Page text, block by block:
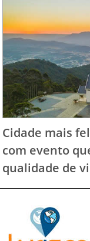
Cidade mais
com evento
qualidade de